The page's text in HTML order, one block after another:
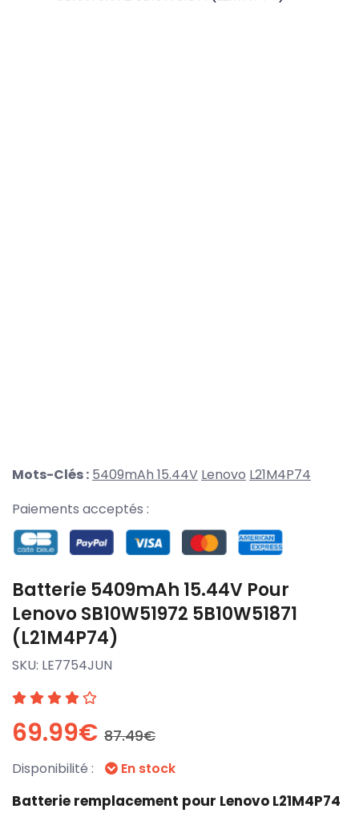
Mots-Clés : 5409mAh 15.44V Lenovo L21M4P74
Paiements acceptés :
Batterie 5409mAh 15.44V Pour
Lenovo SB10W51972 5B10W51871
(L21M4P74)
SKU: LE7754JUN
69.99€ 87.49€
Disponibilité : En stock
Batterie remplacement pour Lenovo L21M4P74